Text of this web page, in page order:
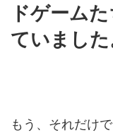
ドゲーム
ていました
もう、それだけで